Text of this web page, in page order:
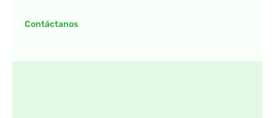
Contáctanos